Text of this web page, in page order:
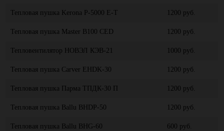
Тепловая пушка Kerona P-5000 E-T 1200 руб.
Тепловая пушка Master B100 CED 1200 руб.
Тепловентилятор НОВЭЛ КЭВ-21 1000 руб.
Тепловая пушка Carver EHDK-30 1200 руб.
Тепловая пушка Парма ТПДК-30 П 1200 руб.
Тепловая пушка Ballu BHDP-50 1200 руб.
Тепловая пушка Ballu BHG-60 600 руб.